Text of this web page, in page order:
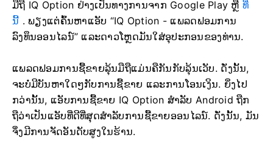
ມືຖື IQ Option ຢ່າງເປັນທາງການຈາກ Google Play ຫຼືທີ່
ນີ້ . ພຽງແຕ່ຄົ້ນຫາແອັບ “IQ Option - ແພລດຟອມການ
ລົງທຶນອອນໄລນ໌” ແລະດາວໂຫຼດມັນໃສ່ອຸປະກອນຂອງທ່ານ.
ແພລດຟອມການຊື້ຂາຍລຸ້ນມືຖືແມ່ນຄືກັນກັບລຸ້ນເວັບ. ດັ່ງນັ້ນ,
ຈະບໍ່ມີບັນຫາໃດໆກັບການຊື້ຂາຍ ແລະການໂອນເງິນ. ຍິ່ງໄປ
ກວ່ານັ້ນ, ແອັບການຊື້ຂາຍ IQ Option ສຳລັບ Android ຖືກ
ຖືວ່າເປັນແອັບທີ່ດີທີ່ສຸດສຳລັບການຊື້ຂາຍອອນໄລນ໌. ດັ່ງນັ້ນ, ມັນ
ຈຶ່ງມີການຈັດອັນດັບສູງໃນຮ້ານ.